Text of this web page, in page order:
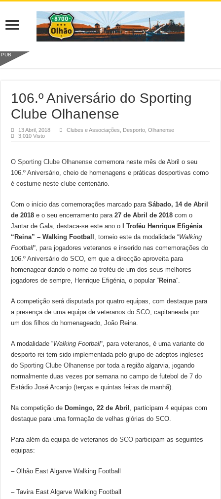
PUB
106.º Aniversário do Sporting
Clube Olhanense
13 Abril, 2018 Clubes e Associações Desporto ,Olhanense
3,010 Visto
OSporting Clube Olhanense comemora neste mês de Abril o seu
106.º Aniversário, cheio de homenagens e práticas desportivas como
é costume neste clube centenário.
Com o início das comemorações marcado paraSábado, 14 de Abril
de 2018 e o seu encerramento para27 de Abril de 2018 com o
Jantar de Gala, destaca-se este ano o
I Troféu Henrique Efigénia
“Reina” – Walking Football , torneio este da modalidade “Walking
Football“, para jogadores veteranos e inserido nas comemorações do
106.º Aniversário do SCO, em que a direcção aproveita para
homenagear dando o nome ao troféu de um dos seus melhores
jogadores de sempre, Henrique Efigénia, o popular “Reina“.
A competição será disputada por quatro equipas, com destaque para
a presença de uma equipa de veteranos doSCO, capitaneada por
um dos filhos do homenageado, João Reina.
A modalidade “Walking Football“, para veteranos, é uma variante do
desporto rei tem sido implementada pelo grupo de adeptos ingleses
doSporting Clube Olhanense por toda a região algarvia, jogando
normalmente duas vezes por semana no campo de futebol de 7 do
Estádio José Arcanjo (terças e quintas feiras de manhã).
Na competição de Domingo, 22 de Abril , participam 4 equipas com
destaque para uma formação de velhas glórias do SCO.
Para além da equipa de veteranos doSCO participam as seguintes
equipas:
– Olhão East Algarve Walking Football
– Tavira East Algarve Walking Football